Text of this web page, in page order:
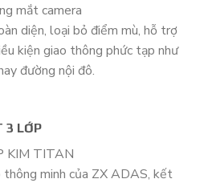
mắt camera
diện, loại bỏ điểm mù, hỗ trợ
kiện giao thông phức tạp như
đường nội đô.
3 LỚP
KIM TITAN
minh của ZX ADAS, kết